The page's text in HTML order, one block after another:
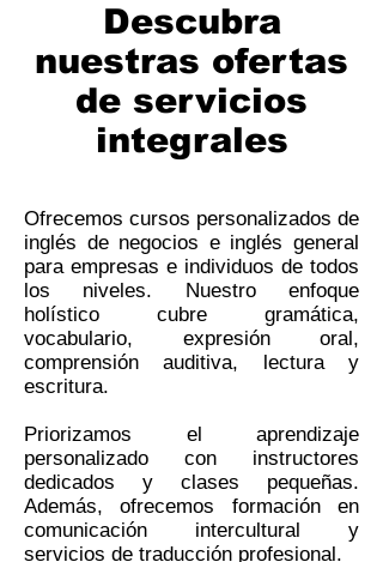
Descubra
nuestras ofertas
de servicios
integrales
Ofrecemos cursos personalizados de
inglés de negocios e inglés general
para empresas e individuos de todos
los niveles. Nuestro enfoque
holístico cubre gramática,
vocabulario, expresión oral,
comprensión auditiva, lectura y
escritura.
Priorizamos el aprendizaje
personalizado con instructores
dedicados y clases pequeñas.
Además, ofrecemos formación en
comunicación intercultural y
servicios de traducción profesional.